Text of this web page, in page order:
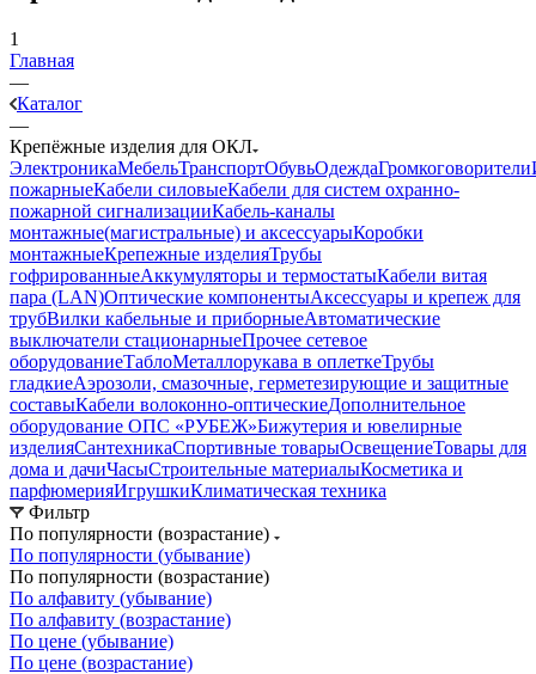
1
Главная
—
Каталог
—
Крепёжные изделия для ОКЛ
ЭлектроникаМебельТранспортОбувьОдеждаГромкоговорители
пожарныеКабели силовыеКабели для систем охранно-
пожарной сигнализацииКабель-каналы
монтажные(магистральные) и аксессуарыКоробки
монтажныеКрепежные изделияТрубы
гофрированныеАккумуляторы и термостатыКабели витая
пара (LAN)Оптические компонентыАксессуары и крепеж для
трубВилки кабельные и приборныеАвтоматические
выключатели стационарныеПрочее сетевое
оборудованиеТаблоМеталлорукава в оплеткеТрубы
гладкиеАэрозоли, смазочные, герметезирующие и защитные
составыКабели волоконно-оптическиеДополнительное
оборудование ОПС «РУБЕЖ»Бижутерия и ювелирные
изделияСантехникаСпортивные товарыОсвещениеТовары для
дома и дачиЧасыСтроительные материалыКосметика и
парфюмерияИгрушкиКлиматическая техника
Фильтр
По популярности (возрастание)
По популярности (убывание)
По популярности (возрастание)
По алфавиту (убывание)
По алфавиту (возрастание)
По цене (убывание)
По цене (возрастание)